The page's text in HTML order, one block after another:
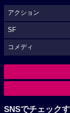
アクション
SF
コメディ
SNSでチェック